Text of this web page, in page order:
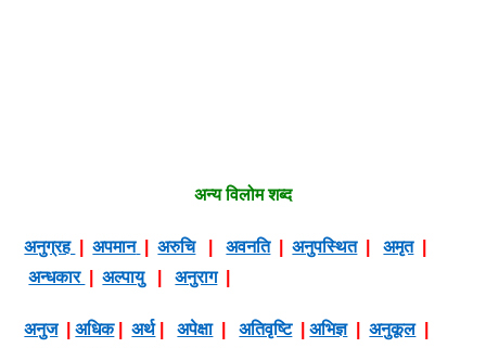
अन्य विलोम शब्द
अनुग्रह |अपमान |अरुचि |अवनति |अनुपस्थित |अमृत
अन्धकार
|अल्पायु| अनुराग|
अनुज|अधिक|अर्थ |अपेक्षा |अतिवृष्टि |अभिज्ञ|अनुकूल|